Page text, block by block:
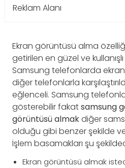
Reklam Alanı
Ekran görüntüsü alma
getirilen en güzel ve
Samsung telefonlarda
diğer telefonlarla
eğlenceli. Samsung
gösterebilir fakatsamsung
görüntüsü almakdiğer
olduğu gibi benzer şekilde
İşlem basamakları şu
Ekran görüntüsü almak